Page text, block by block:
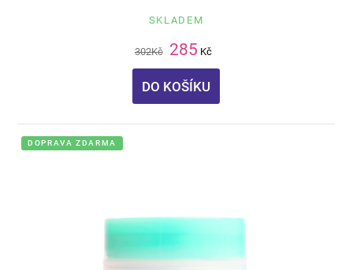
SKLADEM
302Kč 285 Kč
DO KOŠÍKU
DOPRAVA ZDARMA